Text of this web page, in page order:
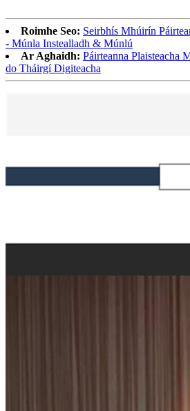
Roimhe Seo: Seirbhís Mhúirín
- Múnla Instealladh & Múnlú
Ar Aghaidh: Páirteanna Plaisteacha
do Tháirgí Digiteacha